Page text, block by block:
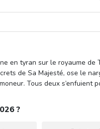
en tyran sur le royaume de
de Sa Majesté, ose le
Tous deux s’enfuient
?